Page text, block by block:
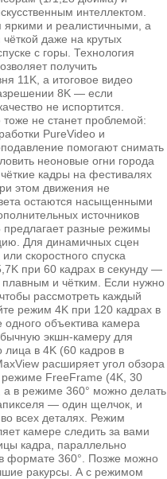
интеллектом.
яркими и реалистичными, а
чёткой даже на крутых
с горы. Технология
получить
11K, а итоговое видео
8K — если
не испортится.
не станет проблемой:
PureVideo и
помогают снимать
неоновые огни города
кадры на фестивалях
этом движения не
остаются насыщенными
источников
предлагает разные режимы
Для динамичных сцен
скоростного спуска
при 60 кадрах в секунду —
плавным и чётким. Если нужно
рассмотреть каждый
режим 4K при 120 кадрах в
объектива камера
экшн‑камеру для
лица в 4K (60 кадров в
расширяет угол обзора
режиме FreeFrame (4K, 30
а в режиме 360° можно делать
— один щелчок, и
всех деталях. Режим
камере следить за вами
кадра, параллельно
формате 360°. Позже можно
ракурсы. А с режимом